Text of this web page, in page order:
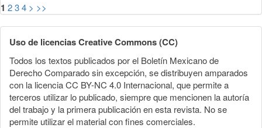
1 234 > >>
Uso de licencias Creative Commons (CC)
Todos los textos publicados por el Boletín Mexicano de
Derecho Comparado sin excepción, se distribuyen amparados
con la licencia CC BY-NC 4.0 Internacional, que permite a
terceros utilizar lo publicado, siempre que mencionen la autoría
del trabajo y la primera publicación en esta revista. No se
permite utilizar el material con fines comerciales.